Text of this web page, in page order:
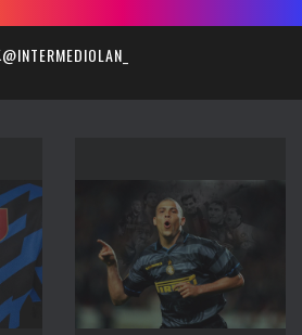
@INTERMEDIOLAN_